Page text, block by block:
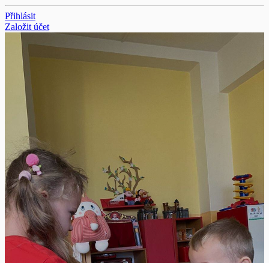
Přihlásit
Založit účet